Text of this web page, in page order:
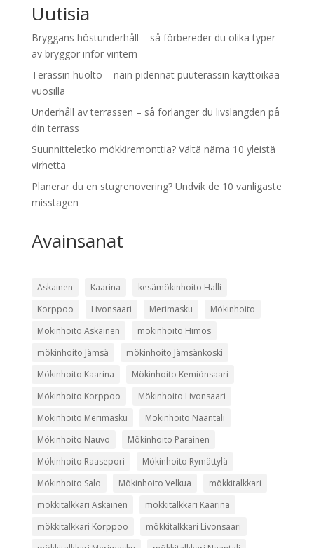
Uutisia
Bryggans höstunderhåll – så förbereder du olika typer
av bryggor inför vintern
Terassin huolto – näin pidennät puuterassin käyttöikää
vuosilla
Underhåll av terrassen – så förlänger du livslängden på
din terrass
Suunnitteletko mökkiremonttia? Vältä nämä 10 yleistä
virhettä
Planerar du en stugrenovering? Undvik de 10 vanligaste
misstagen
Avainsanat
Askainen Kaarina
kesämökinhoito Halli
Korppoo
Livonsaari Merimasku
Mökinhoito
Mökinhoito Askainen
mökinhoito Himos
mökinhoito Jämsä
mökinhoito Jämsänkoski
Mökinhoito Kaarina
Mökinhoito Kemiönsaari
Mökinhoito Korppoo
Mökinhoito Livonsaari
Mökinhoito Merimasku
Mökinhoito Naantali
Mökinhoito Nauvo
Mökinhoito Parainen
Mökinhoito Raasepori
Mökinhoito Rymättylä
Mökinhoito Salo
Mökinhoito Velkua
mökkitalkkari
mökkitalkkari Askainen
mökkitalkkari Kaarina
mökkitalkkari Korppoo
mökkitalkkari Livonsaari